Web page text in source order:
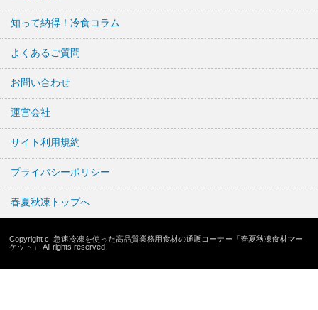
知って納得！冷食コラム
よくあるご質問
お問い合わせ
運営会社
サイト利用規約
プライバシーポリシー
春夏秋凍トップへ
Copyright c急速冷凍を使った高品質業務用食材の通販コーナー「春夏秋凍食材マー
ケット」
All rights reserved.